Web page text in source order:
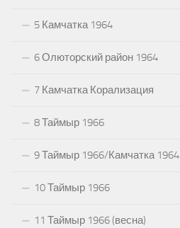
5 Камчатка 1964
6 Олюторский район 1964
7 Камчатка Корализация
8 Таймыр 1966
9 Таймыр 1966/Камчатка 1964
10 Таймыр 1966
11 Таймыр 1966 (весна)